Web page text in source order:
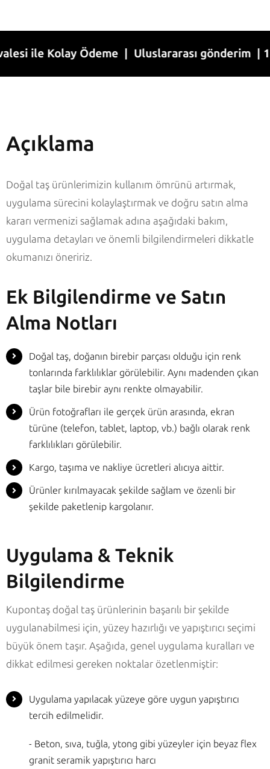
Kolay Ödeme | Uluslararası gönderim | 1-7
Açıklama
Doğal taş ürünlerimizin kullanım ömrünü artırmak,
uygulama sürecini kolaylaştırmak ve doğru satın alma
kararı vermenizi sağlamak adına aşağıdaki bakım,
uygulama detayları ve önemli bilgilendirmeleri dikkatle
okumanızı öneririz.
Ek Bilgilendirme ve Satın
Alma Notları
Doğal taş, doğanın birebir parçası olduğu için renk
tonlarında farklılıklar görülebilir. Aynı madenden çıkan
taşlar bile birebir aynı renkte olmayabilir.
Ürün fotoğrafları ile gerçek ürün arasında, ekran
türüne (telefon, tablet, laptop, vb.) bağlı olarak renk
farklılıkları görülebilir.
Kargo, taşıma ve nakliye ücretleri alıcıya aittir.
Ürünler kırılmayacak şekilde sağlam ve özenli bir
şekilde paketlenip kargolanır.
Uygulama & Teknik
Bilgilendirme
Kupontaş doğal taş ürünlerinin başarılı bir şekilde
uygulanabilmesi için, yüzey hazırlığı ve yapıştırıcı seçimi
büyük önem taşır. Aşağıda, genel uygulama kuralları ve
dikkat edilmesi gereken noktalar özetlenmiştir:
Uygulama yapılacak yüzeye göre uygun yapıştırıcı
tercih edilmelidir.
- Beton, sıva, tuğla, ytong gibi yüzeyler için beyaz flex
granit seramik yapıştırıcı harcı